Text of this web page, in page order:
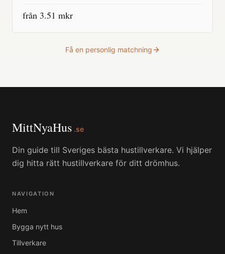
från 3.51 mkr
Få en personlig matchning
MittNyaHus .se
Din guide till Sveriges bästa hustillverkare. Vi hjälper
dig hitta rätt hustillverkare för ditt drömhus.
NAVIGATION
Hem
Bygga nytt hus
Tillverkare